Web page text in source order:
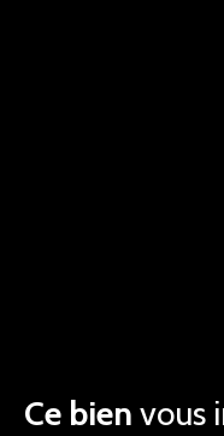
Ce bien vous